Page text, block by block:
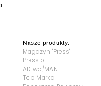
Nasze produkty:
Magazyn "Press"
Press.pl
AD wo/MAN
Top Marka